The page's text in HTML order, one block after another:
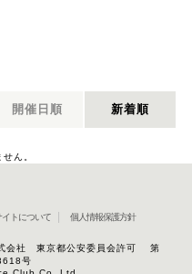
開催日順 新着順
ん。
イトについて 個人情報保護方針
式会社 東京都公安委員会許可 第
号